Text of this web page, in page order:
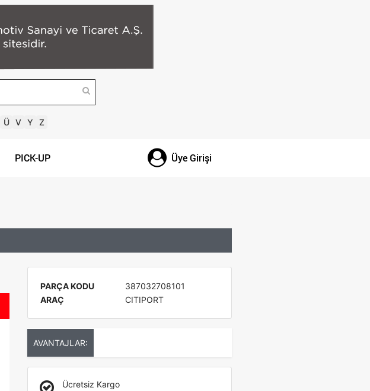
Ü V Y Z
PICK-UP Üye Girişi
PARÇA KODU
387032708101
ARAÇ
CITIPORT
AVANTAJLAR:
Ücretsiz Kargo